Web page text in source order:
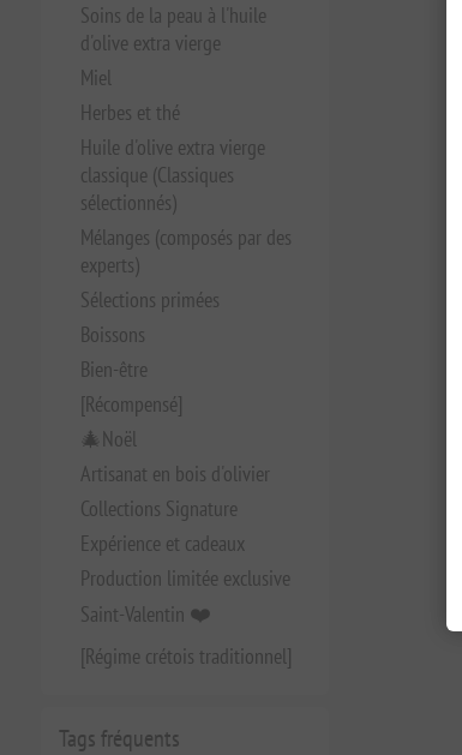
Soins de la peau à l'huile
d'olive extra vierge
Miel
Herbes et thé
Huile d'olive extra vierge
classique (Classiques
sélectionnés)
Mélanges (composés par des
experts)
Sélections primées
Boissons
Bien-être
[Récompensé]
🎄Noël
Artisanat en bois d'olivier
Collections Signature
Expérience et cadeaux
Production limitée exclusive
Saint-Valentin ❤️
[Régime crétois traditionnel]
Tags fréquents